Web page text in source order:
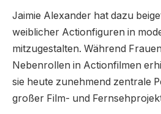
Jaimie Alexander hat dazu
weiblicher Actionfiguren in
mitzugestalten. Während
Nebenrollen in Actionfilmen
sie heute zunehmend zentrale
großer Film- und